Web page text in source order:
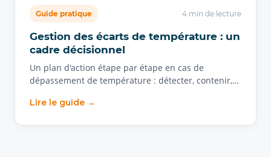
Guide pratique 4 min de lecture
Gestion des écarts de température : un
cadre décisionnel
Un plan d'action étape par étape en cas de
dépassement de température : détecter, contenir,…
Lire le guide →